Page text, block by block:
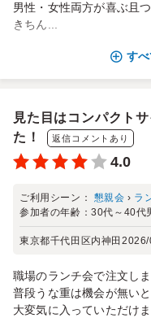
男性・女性両方が喜ぶ且
きちん...
す
見た目はコンパクト
た！
返信コメントあり
4.0
ご利用シーン： 懇親会 › ラ
参加者の年齢：30代～40代
東京都千代田区内神田 2026/
職場のランチ会で注文しま
普段うな重は機会が無い
大変気に入っていただけま